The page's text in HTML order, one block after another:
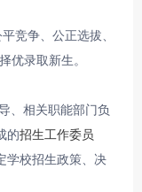
竞争、公正选拔、
优录取新生。
、相关职能部门负
的招生工作委员
学校招生政策、决